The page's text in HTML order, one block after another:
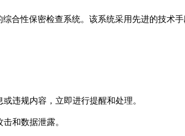
合性保密检查系统。该系统采用先进的技术
违规内容，立即进行提醒和处理。
和数据泄露。